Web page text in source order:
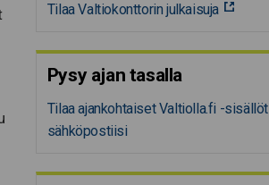
Tilaa Valtiokonttorin julkaisuja
Pysy ajan tasalla
Tilaa ajankohtaiset Valtiolla.fi -sisällöt
sähköpostiisi